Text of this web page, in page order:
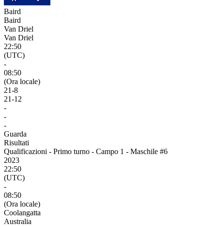
Baird
Baird
Van Driel
Van Driel
22:50
(UTC)
-
08:50
(Ora locale)
21-8
21-12
-
-
-
Guarda
Risultati
Qualificazioni - Primo turno - Campo 1 - Maschile #6
2023
22:50
(UTC)
-
08:50
(Ora locale)
Coolangatta
Australia